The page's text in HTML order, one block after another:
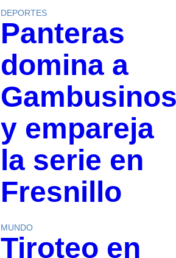
DEPORTES
Panteras
domina a
y empareja
la serie en
Fresnillo
MUNDO
Tiroteo en